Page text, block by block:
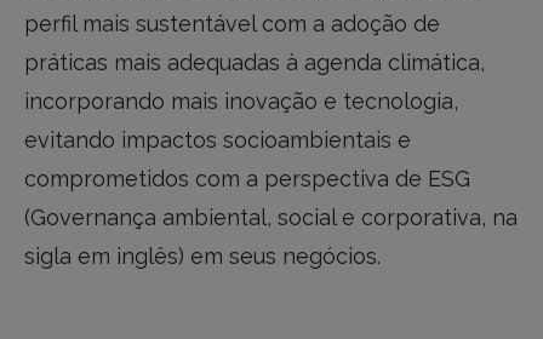
perfil mais sustentável com a adoção de
práticas mais adequadas à agenda climática,
incorporando mais inovação e tecnologia,
evitando impactos socioambientais e
comprometidos com a perspectiva de ESG
(Governança ambiental, social e corporativa, na
sigla em inglês) em seus negócios.